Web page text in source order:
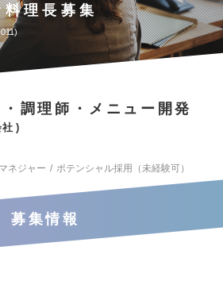
料理長募集
調理師・メニュー開発
ネジャー ポテンシャル採用（未経験可）
募集情報